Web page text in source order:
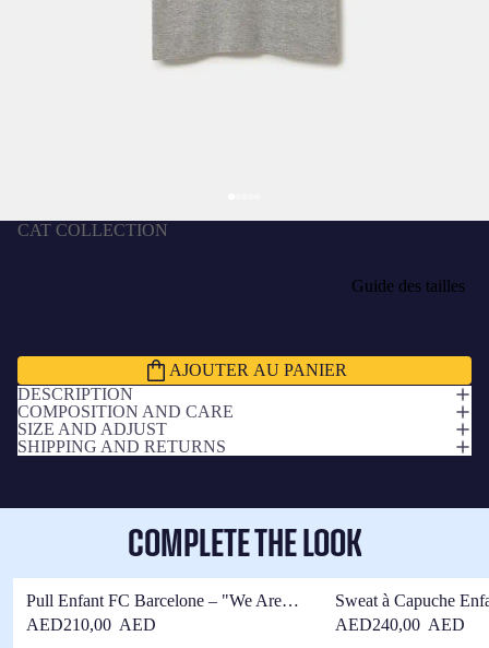
CAT COLLECTION
Guide des tailles
AJOUTER AU PANIER
DESCRIPTION
COMPOSITION AND CARE
SIZE AND ADJUST
SHIPPING AND RETURNS
COMPLETE THE LOOK
Pull Enfant FC Barcelone – "We Are
Barça" avec Design de CAT CULER
AED210,00 AED
Sweat à Capuche
– Mascotte CAT
AED240,00 AED